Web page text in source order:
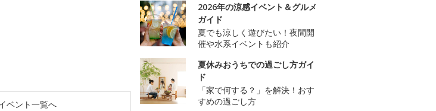
ベント一覧へ
2026年の涼感イベント＆グルメ
ガイド
夏でも涼しく遊びたい！夜間開
催や水系イベントも紹介
夏休みおうちでの過ごし方ガイ
ド
「家で何する？」を解決！おす
すめの過ごし方